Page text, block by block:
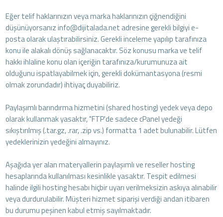
Eğer telif haklarınızın veya marka haklarınızın çiğnendiğini
düşünüyorsanız info@dijitalada.net adresine gerekli bilgiyi e-
posta olarak ulaştırabilirsiniz. Gerekli inceleme yapılıp tarafınıza
konu ile alakalı dönüş sağlanacaktır. Söz konusu marka ve telif
hakkı ihlaline konu olan içeriğin tarafınıza/kurumunuza ait
olduğunu ispatlayabilmek için, gerekli dokümantasyona (resmi
olmak zorundadır) ihtiyaç duyabiliriz.
Paylaşımlı barındırma hizmetini (shared hosting) yedek veya depo
olarak kullanmak yasaktır, "FTP'de sadece cPanel yedeği
sıkıştırılmış (.tar.gz, .rar, .zip vs.) formatta 1 adet bulunabilir. Lütfen
yedeklerinizin yedeğini almayınız.
Aşağıda yer alan materyallerin paylaşımlı ve reseller hosting
hesaplarında kullanılması kesinlikle yasaktır. Tespit edilmesi
halinde ilgili hosting hesabı hiçbir uyarı verilmeksizin askıya alınabilir
veya durdurulabilir. Müşteri hizmet siparişi verdiği andan itibaren
bu durumu peşinen kabul etmiş sayılmaktadır.